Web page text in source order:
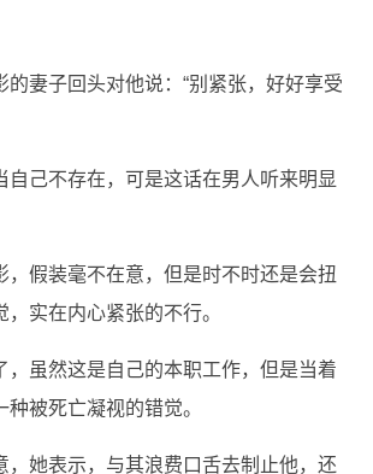
妻子回头对他说：“别紧张，好好享受
己不存在，可是这话在男人听来明显
假装毫不在意，但是时不时还是会扭
实在内心紧张的不行。
虽然这是自己的本职工作，但是当着
被死亡凝视的错觉。
她表示，与其浪费口舌去制止他，还